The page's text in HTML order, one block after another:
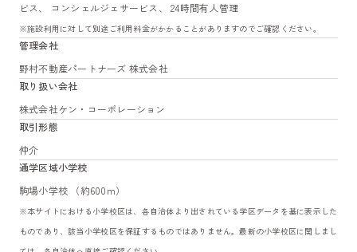
ビス、 コンシェルジェサービス、 24時間有人管理
※施設利用に対して別途ご利用料金がかかることがありますのでご確認ください。
管理会社
野村不動産パートナーズ 株式会社
取り扱い会社
株式会社ケン・コーポレーション
取引形態
仲介
通学区域小学校
駒場小学校 （約600m）
※本サイトにおける小学校区は、各自治体より出されている学区データを基に表示した
ものであり、該当小学校区を保証するものではありません。最新の小学校区に関しまし